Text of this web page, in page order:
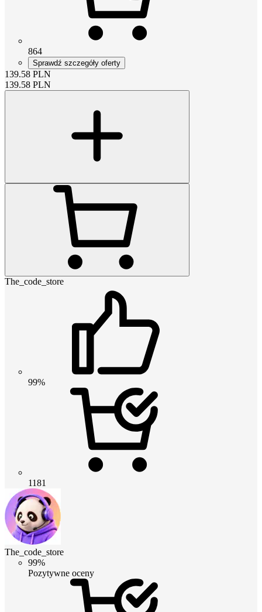
864
Sprawdź szczegóły oferty
139.58 PLN
139.58 PLN
The_code_store
99%
1181
The_code_store
99%
Pozytywne oceny